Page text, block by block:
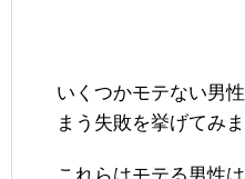
いくつかモテない男
まう失敗を挙げてみま
これらはモテる男性